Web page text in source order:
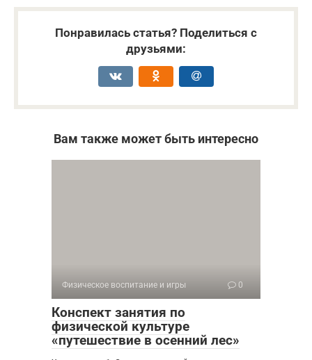
Понравилась статья? Поделиться с
друзьями:
Вам также может быть интересно
Физическое воспитание и игры 0
Конспект занятия по
физической культуре
«путешествие в осенний лес»